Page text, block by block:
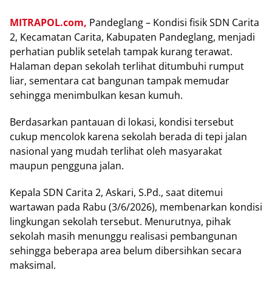
MITRAPOL.com, Pandeglang – Kondisi fisik SDN Carita
2, Kecamatan Carita, Kabupaten Pandeglang, menjadi
perhatian publik setelah tampak kurang terawat.
Halaman depan sekolah terlihat ditumbuhi rumput
liar, sementara cat bangunan tampak memudar
sehingga menimbulkan kesan kumuh.
Berdasarkan pantauan di lokasi, kondisi tersebut
cukup mencolok karena sekolah berada di tepi jalan
nasional yang mudah terlihat oleh masyarakat
maupun pengguna jalan.
Kepala SDN Carita 2, Askari, S.Pd., saat ditemui
wartawan pada Rabu (3/6/2026), membenarkan kondisi
lingkungan sekolah tersebut. Menurutnya, pihak
sekolah masih menunggu realisasi pembangunan
sehingga beberapa area belum dibersihkan secara
maksimal.